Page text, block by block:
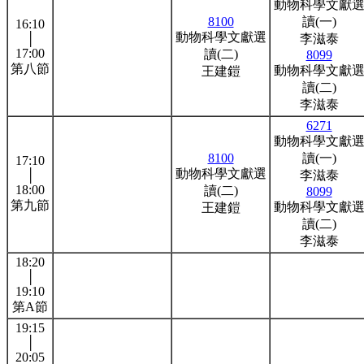
16:10
17:00
第八節
8100
動物科學文獻選
讀(二)
王建鎧
動物科學文獻選
讀(一)
李滋泰
8099
動物科學文獻選
讀(二)
李滋泰
17:10
18:00
第九節
8100
動物科學文獻選
讀(二)
王建鎧
6271
動物科學文獻選
讀(一)
李滋泰
8099
動物科學文獻選
讀(二)
李滋泰
18:20
19:10
第A節
19:15
20:05